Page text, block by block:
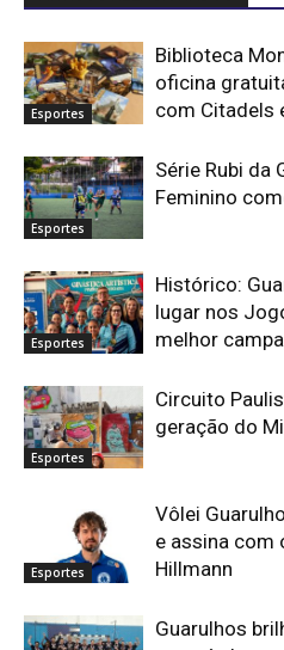
Esportes
Biblioteca
oficina
com Citadels
Esportes
Série Rubi da
Feminino
Esportes
Histórico:
lugar nos
melhor
Esportes
Circuito
geração do
Esportes
Vôlei
e assina com
Hillmann
Guarulhos